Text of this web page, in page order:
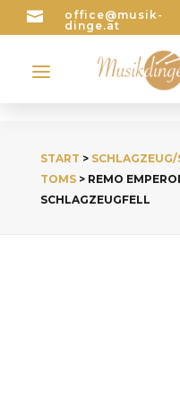

office@musik-
dinge.at
a
START >
TOMS> REMO
SCHLAGZEUGFELL